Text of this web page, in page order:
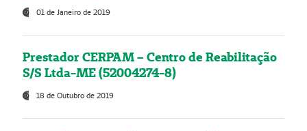
01 de Janeiro de 2019
Prestador CERPAM – Centro de Reabilitação
S/S Ltda-ME (52004274-8)
18 de Outubro de 2019